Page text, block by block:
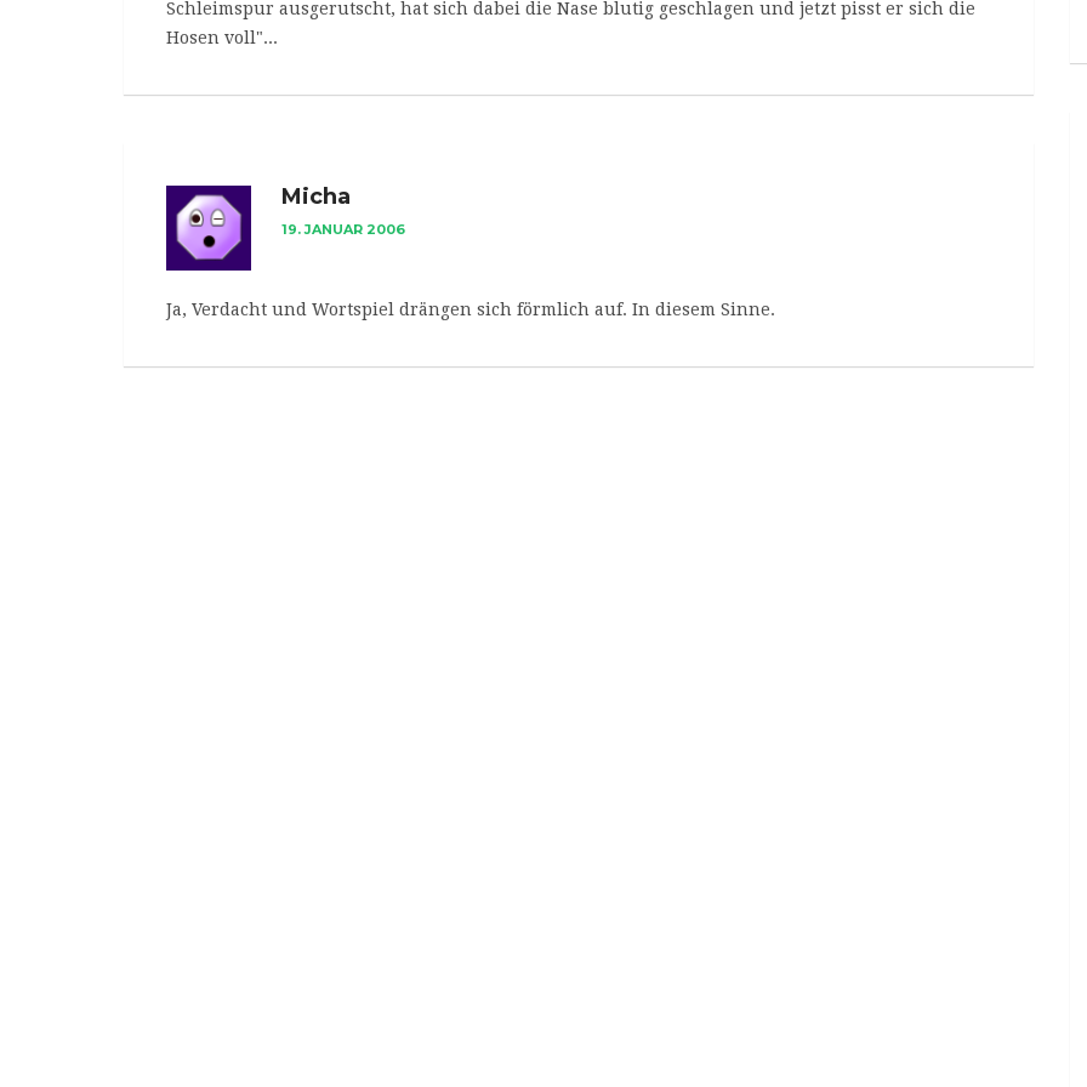
Schleimspur ausgerutscht, hat sich dabei die Nase blutig geschlagen und jetzt pisst er sich die
Hosen voll"...
Micha
19. JANUAR 2006
Ja, Verdacht und Wortspiel drängen sich förmlich auf. In diesem Sinne.